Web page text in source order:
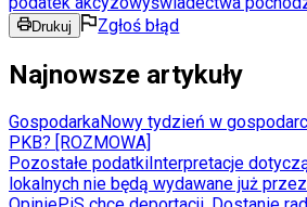
Drukuj Zgłoś błąd
Najnowsze artykuły
GospodarkaNowy tydzień w
PKB? [ROZMOWA]
Pozostałe podatkiInterpretacje
lokalnych nie będą wydawane już